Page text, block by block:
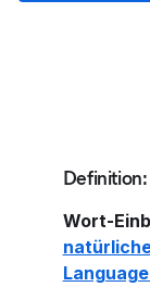
Wort-